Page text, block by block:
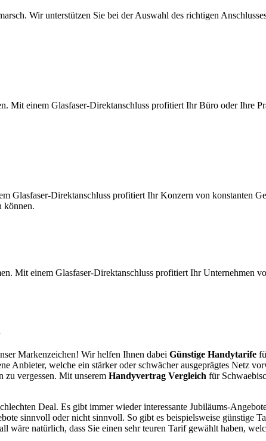
Wir unterstützen Sie bei der Auswahl des richtigen
Mit einem Glasfaser-Direktanschluss profitiert Ihr Büro oder Ihre
Glasfaser-Direktanschluss profitiert Ihr Konzern von konstanten
können.
Mit einem Glasfaser-Direktanschluss profitiert Ihr Unternehmen
Markenzeichen! Wir helfen Ihnen dabei Günstige Handytarife
Anbieter, welche ein stärker oder schwächer ausgeprägtes Netz
vergessen. Mit unserem Handyvertrag Vergleich für
Deal. Es gibt immer wieder interessante Jubiläums-
sinnvoll oder nicht sinnvoll. So gibt es beispielsweise günstige
wäre natürlich, dass Sie einen sehr teuren Tarif gewählt haben,